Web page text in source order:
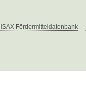
Fördermitteldatenbank